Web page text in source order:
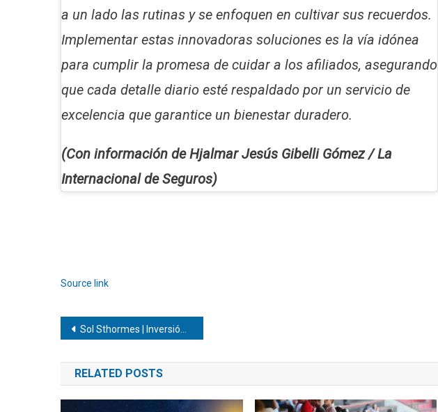
a un lado las rutinas y se enfoquen en cultivar sus recuerdos.
Implementar estas innovadoras soluciones es la vía idónea
para cumplir la promesa de cuidar a los afiliados, asegurando
que cada detalle diario esté respaldado por un servicio de
excelencia que garantice un bienestar duradero.
(Con información de Hjalmar Jesús Gibelli Gómez / La
Internacional de Seguros)
Source link
Navegación
de
entradas
Sol Sthormes | Inversión del sector privado… ¡Clave para impulsar modernización de infraestructura médica y servicios asistenciales de Caracas!
RELATED POSTS